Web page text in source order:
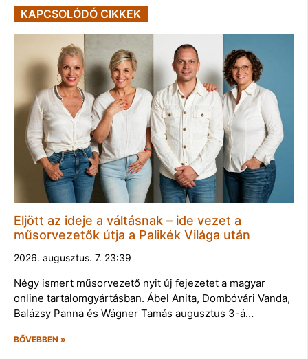
KAPCSOLÓDÓ CIKKEK
Eljött az ideje a váltásnak – ide vezet a
műsorvezetők útja a Palikék Világa után
2026. augusztus. 7. 23:39
Négy ismert műsorvezető nyit új fejezetet a magyar
online tartalomgyártásban. Ábel Anita, Dombóvári Vanda,
Balázsy Panna és Wágner Tamás augusztus 3-á…
BŐVEBBEN »